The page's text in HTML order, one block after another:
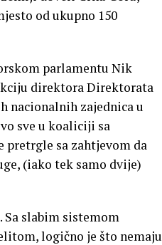
od ukupno 150
parlamentu Nik
direktora Direktorata
nacionalnih zajednica u
sve u koaliciji sa
sa zahtjevom da
(iako tek samo dvije)
slabim sistemom
logično je što nemaju